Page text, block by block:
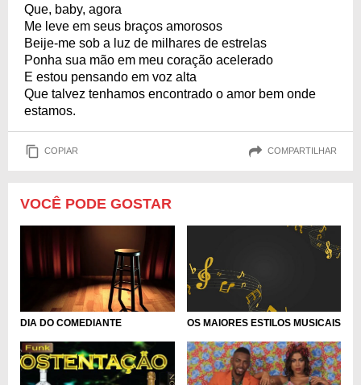
Que, baby, agora
Me leve em seus braços amorosos
Beije-me sob a luz de milhares de estrelas
Ponha sua mão em meu coração acelerado
E estou pensando em voz alta
Que talvez tenhamos encontrado o amor bem onde
estamos.
COPIAR COMPARTILHAR
VOCÊ PODE GOSTAR
DIA DO COMEDIANTE OS MAIORES ESTILOS MUSICAIS